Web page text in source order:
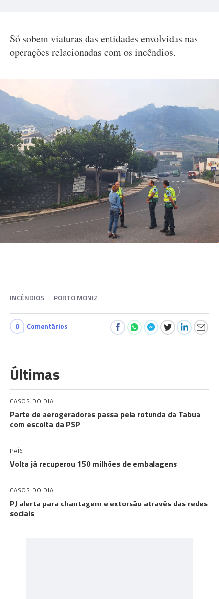
Só sobem viaturas das entidades envolvidas nas
operações relacionadas com os incêndios.
INCÊNDIOS PORTO MONIZ
0 Comentários
Últimas
CASOS DO DIA
Parte de aerogeradores passa pela rotunda da Tabua
com escolta da PSP
PAÍS
Volta já recuperou 150 milhões de embalagens
CASOS DO DIA
PJ alerta para chantagem e extorsão através das redes
sociais